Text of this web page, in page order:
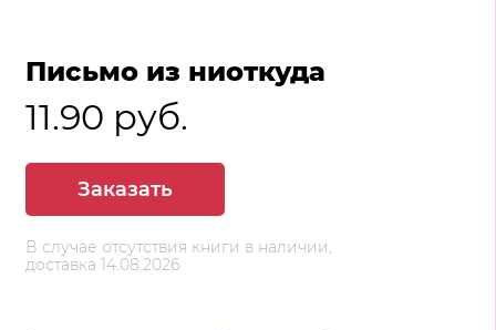
Письмо из ниоткуда
11.90 руб.
Заказать
В случае отсутствия книги в наличии,
доставка 14.08.2026